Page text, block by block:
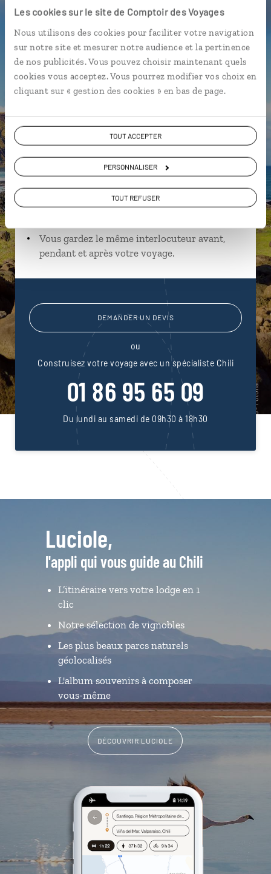
Les cookies sur le site de Comptoir des Voyages
Nous utilisons des cookies pour faciliter votre navigation
sur notre site et mesurer notre audience et la pertinence
de nos publicités. Vous pouvez choisir maintenant quels
cookies vous acceptez. Vous pourrez modifier vos choix en
cliquant sur « gestion des cookies » en bas de page.
TOUT ACCEPTER
PERSONNALISER
TOUT REFUSER
Ariel,
spécialiste Chili
Lire son interview
spécialistes
près de vos envies et de la réalité du pays.
Échangez en face à face ou depuis nos studios
connectés en agence, mais aussi par email ou
Vous gardez le même interlocuteur avant,
pendant et après votre voyage.
DEMANDER UN DEVIS
ou
Construisez votre voyage avec un spécialiste Chili
01 86 95 65 09
Du lundi au samedi de 09h30 à 18h30
Luciole,
l'appli qui vous guide au Chili
L’itinéraire vers votre lodge en 1
clic
Notre sélection de vignobles
Les plus beaux parcs naturels
géolocalisés
L'album souvenirs à composer
vous-même
DÉCOUVRIR LUCIOLE